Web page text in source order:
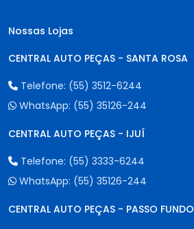
Nossas Lojas
CENTRAL AUTO PEÇAS - SANTA ROSA
Telefone: (55) 3512-6244
WhatsApp: (55) 35126-244
CENTRAL AUTO PEÇAS - IJUÍ
Telefone: (55) 3333-6244
WhatsApp: (55) 35126-244
CENTRAL AUTO PEÇAS - PASSO FUNDO